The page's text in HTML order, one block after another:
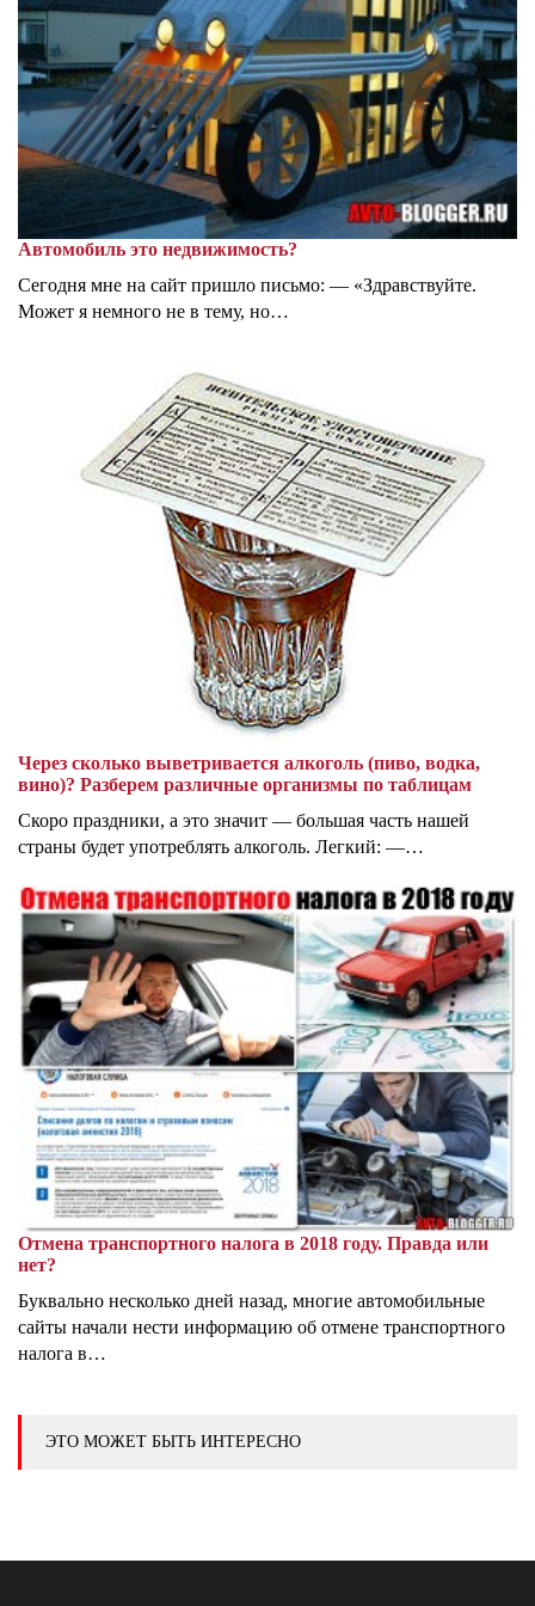
Автомобиль это недвижимость?
Сегодня мне на сайт пришло письмо: — «Здравствуйте.
Может я немного не в тему, но…
Через сколько выветривается алкоголь (пиво, водка,
вино)? Разберем различные организмы по таблицам
Скоро праздники, а это значит — большая часть нашей
страны будет употреблять алкоголь. Легкий: —…
Отмена транспортного налога в 2018 году. Правда или
нет?
Буквально несколько дней назад, многие автомобильные
сайты начали нести информацию об отмене транспортного
налога в…
ЭТО МОЖЕТ БЫТЬ ИНТЕРЕСНО